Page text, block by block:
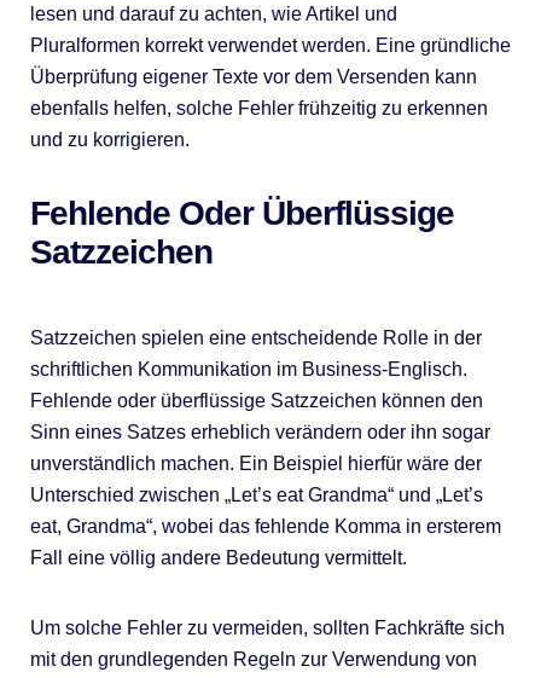
lesen und darauf zu achten, wie Artikel und
Pluralformen korrekt verwendet werden. Eine gründliche
Überprüfung eigener Texte vor dem Versenden kann
ebenfalls helfen, solche Fehler frühzeitig zu erkennen
und zu korrigieren.
Fehlende Oder Überflüssige
Satzzeichen
Satzzeichen spielen eine entscheidende Rolle in der
schriftlichen Kommunikation im Business-Englisch.
Fehlende oder überflüssige Satzzeichen können den
Sinn eines Satzes erheblich verändern oder ihn sogar
unverständlich machen. Ein Beispiel hierfür wäre der
Unterschied zwischen „Let’s eat Grandma“ und „Let’s
eat, Grandma“, wobei das fehlende Komma in ersterem
Fall eine völlig andere Bedeutung vermittelt.
Um solche Fehler zu vermeiden, sollten Fachkräfte sich
mit den grundlegenden Regeln zur Verwendung von